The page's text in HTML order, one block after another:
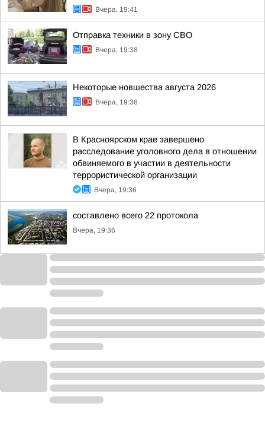
Вчера, 19:41
Отправка техники в зону СВО
Вчера, 19:38
Некоторые новшества августа 2026
Вчера, 19:38
В Красноярском крае завершено
расследование уголовного дела в отношении
обвиняемого в участии в деятельности
террористической организации
Вчера, 19:36
составлено всего 22 протокола
Вчера, 19:36